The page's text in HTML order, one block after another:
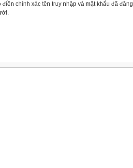
chính xác tên truy nhập và mật khẩu đã đăng